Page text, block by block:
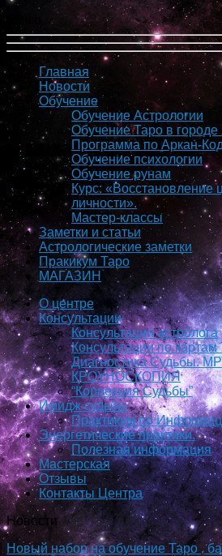
Главная
Новости
Обучение
Обучение Астрологии
Обучение Таро в городе
Программа по Аркан-
Обучение психологии
Обучение рунам
Курс: «Восстановление
личности».
Мастер-классы
Заметки и статьи
Астрологические заметки
Пракикум Таро
МАГАЗИН
О центре
Консультации
Консультации астролога
Консультации по
Диагностика Судьбы.
КРОУНОСКОПИЯ
“Коррекция Судьбы”
Имидж судьбы
Практикум по
Энергетические практики.
Полезная информация
Мастерская
Отзывы
Контакты Центра
Новости
Новый набор на обучение Таро ,